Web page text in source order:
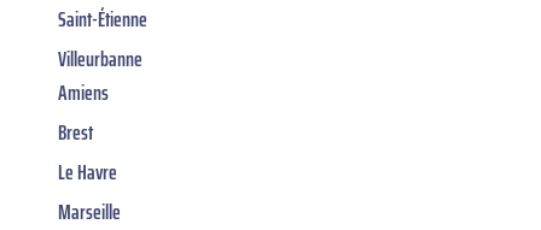
Saint-Étienne
Villeurbanne
Amiens
Brest
Le Havre
Marseille